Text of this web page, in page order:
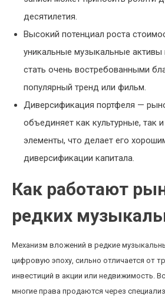
десятилетия.
Высокий потенциал роста
уникальные музыкальные активы
стать очень востребованными
популярный тренд или фильм.
Диверсификация портфеля —
объединяет как культурные, так
элементы, что делает его
диверсификации капитала.
Как работают
редких
Механизм вложений в редкие
цифровую эпоху, сильно отличается от
инвестиций в акции или недвижимость.
многие права продаются через